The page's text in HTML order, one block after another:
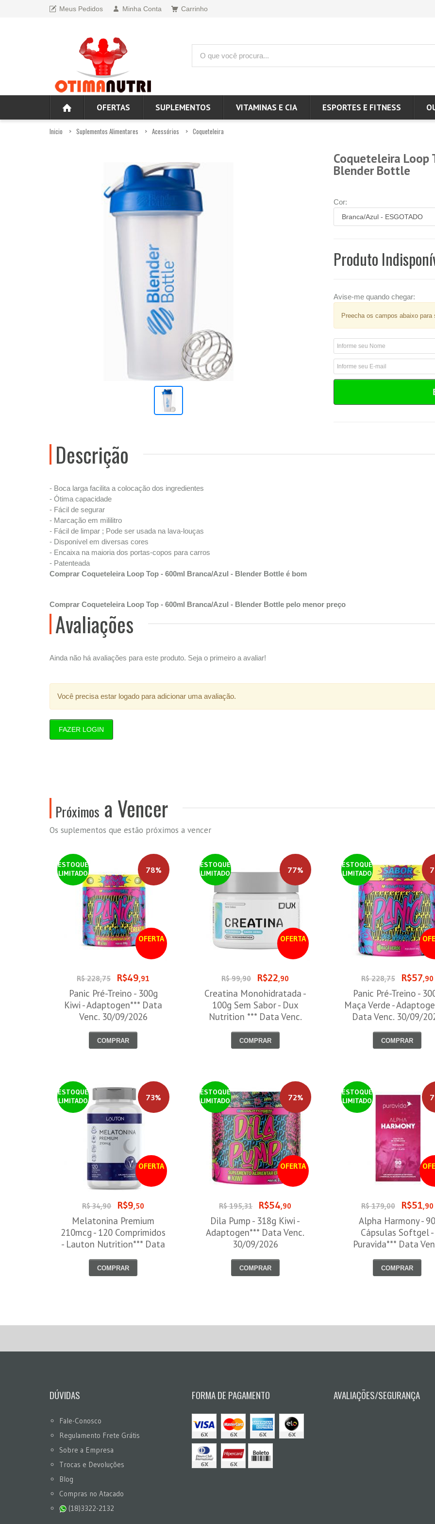
Meus Pedidos Minha Conta Carrinho
OFERTAS SUPLEMENTOS VITAMINAS E CIA ESPORTES E FITNESS
Inicio Suplementos Alimentares Acessórios Coqueteleira
Coqueteleira Loop
Blender Bottle
Cor:
Produto
Avise-me quando chegar:
Preecha os campos abaixo
Descrição
- Boca larga facilita a colocação dos ingredientes
- Ótima capacidade
- Fácil de segurar
- Marcação em mililitro
- Fácil de limpar ; Pode ser usada na lava-louças
- Disponível em diversas cores
- Encaixa na maioria dos portas-copos para carros
- Patenteada
Comprar Coqueteleira Loop Top - 600ml Branca/Azul - Blender Bottle é bom
Comprar Coqueteleira Loop Top - 600ml Branca/Azul - Blender Bottle pelo menor preço
Avaliações
Ainda não há avaliações para este produto. Seja o primeiro a avaliar!
Você precisa estar logado para adicionar uma avaliação.
FAZER LOGIN
Próximos a Vencer
Os suplementos que estão próximos a vencer
ESTOQUE
LIMITADO
OFERTA
78%
R$ 228,75 R$49,91
Panic Pré-Treino - 300g
Kiwi - Adaptogen*** Data
Venc. 30/09/2026
COMPRAR
ESTOQUE
LIMITADO
OFERTA
77%
R$ 99,90 R$22,90
Creatina Monohidratada -
100g Sem Sabor - Dux
Nutrition *** Data Venc.
COMPRAR
ESTOQUE
LIMITADO
R$ 228,75 R$57,90
Panic Pré-Treino -
Maça Verde -
Data Venc. 30/09/
COMPRAR
ESTOQUE
LIMITADO
OFERTA
73%
R$ 34,90 R$9,50
Melatonina Premium
210mcg - 120 Comprimidos
- Lauton Nutrition*** Data
COMPRAR
ESTOQUE
LIMITADO
OFERTA
72%
R$ 195,31 R$54,90
Dila Pump - 318g Kiwi -
Adaptogen*** Data Venc.
30/09/2026
COMPRAR
ESTOQUE
LIMITADO
R$ 179,00 R$51,90
Alpha Harmony - 90
Cápsulas Softgel -
Puravida*** Data
COMPRAR
DÚVIDAS
Fale-Conosco
Regulamento Frete Grátis
Sobre a Empresa
Trocas e Devoluções
Blog
Compras no Atacado
(18)3322-2132
FORMA DE PAGAMENTO AVALIAÇÕES/SEGURANÇA